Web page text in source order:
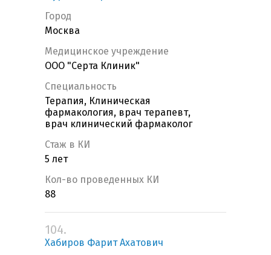
Город
Москва
Медицинское учреждение
ООО "Серта Клиник"
Специальность
Терапия, Клиническая
фармакология, врач терапевт,
врач клинический фармаколог
Стаж в КИ
5 лет
Кол-во проведенных КИ
88
104.
Хабиров Фарит Ахатович